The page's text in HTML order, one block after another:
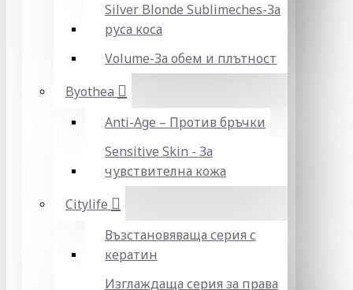
Silver Blonde Sublіmeches-За
руса коса
Volume-За обем и плътност
Byothea
Anti-Age – Против бръчки
Sensitive Skin - За
чувствителна кожа
Citylife
Възстановяваща серия с
кератин
Изглаждаща серия за права